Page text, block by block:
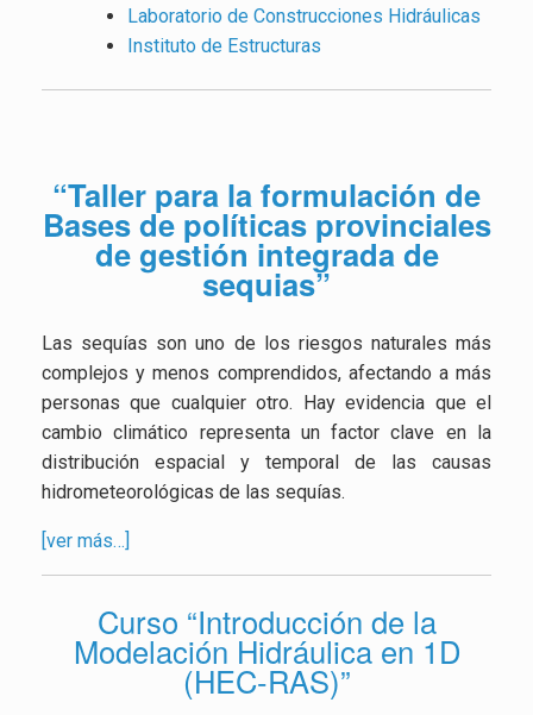
Laboratorio de Construcciones Hidráulicas
Instituto de Estructuras
“Taller para la formulación de
Bases de políticas provinciales
de gestión integrada de
sequias”
Las sequías son uno de los riesgos naturales más
complejos y menos comprendidos, afectando a más
personas que cualquier otro. Hay evidencia que el
cambio climático representa un factor clave en la
distribución espacial y temporal de las causas
hidrometeorológicas de las sequías.
[ver más…]
Curso “Introducción de la
Modelación Hidráulica en 1D
(HEC-RAS)”